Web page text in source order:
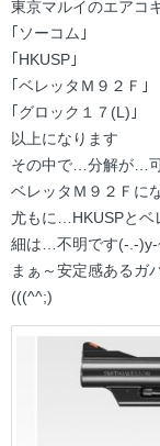
東京マルイのエアコ
｢ソーコム｣
｢HKUSP｣
｢ベレッタＭ９２Ｆ｣
｢グロック１７(L)｣
以上になります
その中で…分解が…
ベレッタＭ９２Ｆに
尤もに…HKUSPと
細は…不明です(-.-)y-
まぁ～安定感あるガ
(((^^;)